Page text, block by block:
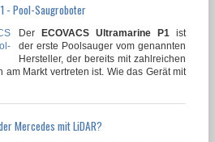
- Pool-Saugroboter
Der ECOVACS Ultramarine P1 ist
der erste Poolsauger vom genannten
Hersteller, der bereits mit zahlreichen
am Markt vertreten ist. Wie das Gerät mit
Mercedes mit LiDAR?